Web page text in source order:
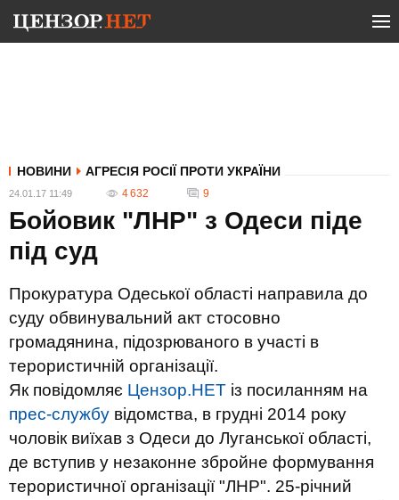
НОВИНИ АГРЕСІЯ РОСІЇ ПРОТИ УКРАЇНИ
24.01.17 11:49 4 632 9
Бойовик "ЛНР" з Одеси піде
під суд
Прокуратура Одеської області направила до
суду обвинувальний акт стосовно
громадянина, підозрюваного в участі в
терористичній організації.
Як повідомляє Цензор.НЕТ із посиланням на
прес-службу відомства, в грудні 2014 року
чоловік виїхав з Одеси до Луганської області,
де вступив у незаконне збройне формування
терористичної організації "ЛНР". 25-річний